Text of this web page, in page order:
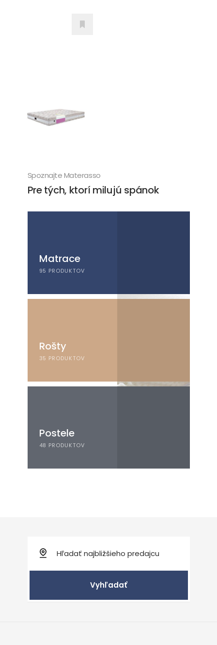
Matrace
Spoznajte Materasso
Pre tých, ktorí milujú spánok
Matrace
95 PRODUKTOV
Rošty
35 PRODUKTOV
Postele
48 PRODUKTOV
Vyhľadať